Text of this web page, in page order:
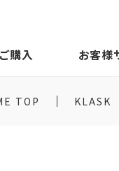
購入 お客様
TOP KLASK